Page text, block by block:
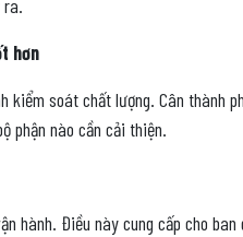
ra.
hơn
soát chất lượng. Cân thành
phận nào cần cải thiện.
hành. Điều này cung cấp cho